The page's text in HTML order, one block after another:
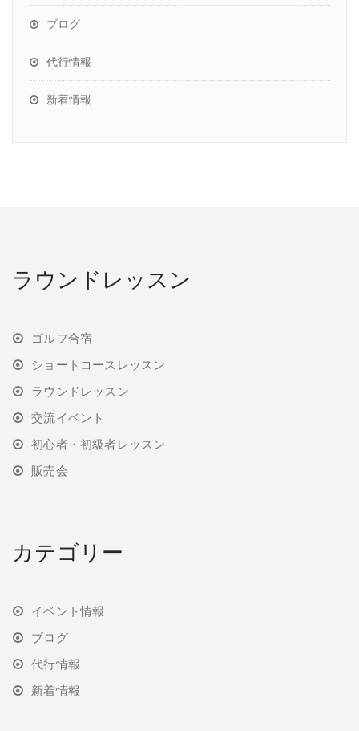
ブログ
代行情報
新着情報
ラウンドレッスン
ゴルフ合宿
ショートコースレッスン
ラウンドレッスン
交流イベント
初心者・初級者レッスン
販売会
カテゴリー
イベント情報
ブログ
代行情報
新着情報